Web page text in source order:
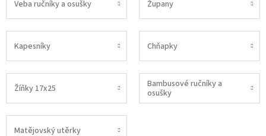
Veba ručníky a osušky Župany
Kapesníky Chňapky
Žíňky 17x25
Bambusové ručníky a
osušky
Matějovský utěrky